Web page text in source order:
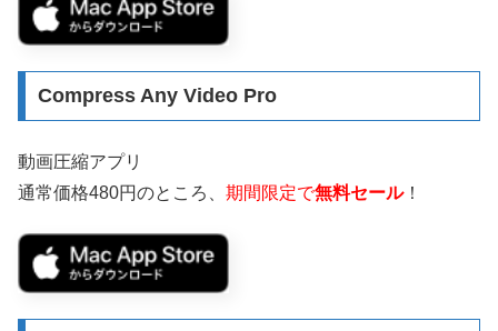
Compress Any Video Pro
動画圧縮アプリ
通常価格480円のところ、 期間限定で無料セール！